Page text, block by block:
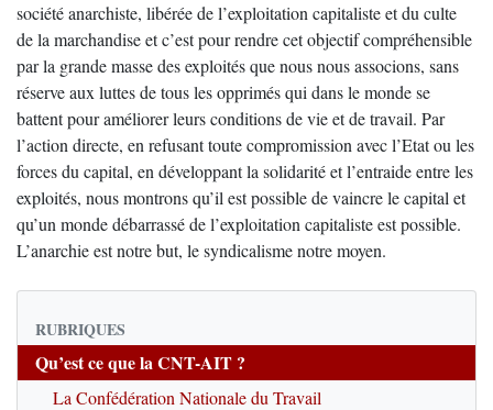
société anarchiste, libérée de l’exploitation capitaliste et du culte
de la marchandise et c’est pour rendre cet objectif compréhensible
par la grande masse des exploités que nous nous associons, sans
réserve aux luttes de tous les opprimés qui dans le monde se
battent pour améliorer leurs conditions de vie et de travail. Par
l’action directe, en refusant toute compromission avec l’Etat ou les
forces du capital, en développant la solidarité et l’entraide entre les
exploités, nous montrons qu’il est possible de vaincre le capital et
qu’un monde débarrassé de l’exploitation capitaliste est possible.
L’anarchie est notre but, le syndicalisme notre moyen.
RUBRIQUES
Qu’est ce que la CNT-AIT ?
La Confédération Nationale du Travail